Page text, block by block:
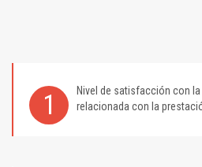
1 Nivel de satisfacción con la
relacionada con la